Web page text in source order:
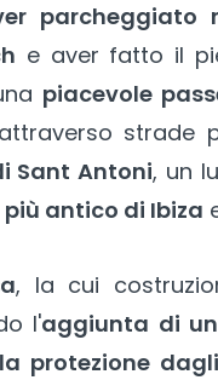
parcheggiato
e aver fatto il
piacevole
strade
Sant Antoni, un
antico di Ibiza
, la cui
l'aggiunta di
protezione